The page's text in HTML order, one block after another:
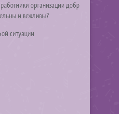
организации добр
и вежливы?
ситуации